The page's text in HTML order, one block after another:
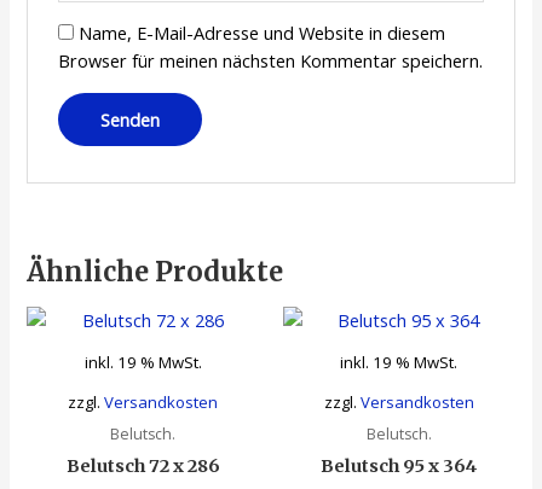
Name, E-Mail-Adresse und Website in diesem
Browser für meinen nächsten Kommentar speichern.
Ähnliche Produkte
inkl. 19 % MwSt.
zzgl.Versandkosten
Belutsch.
Belutsch 72 x 286
inkl. 19 % MwSt.
zzgl. Versandkosten
Belutsch.
Belutsch 95 x 364